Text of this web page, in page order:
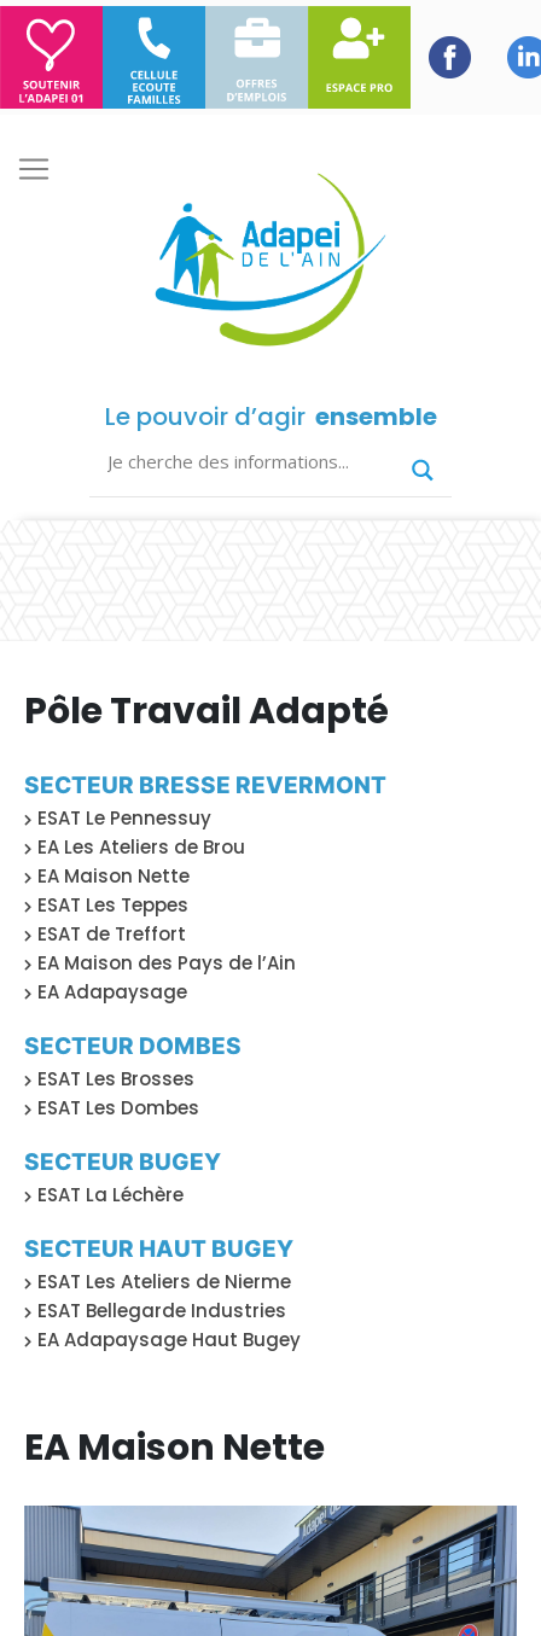
Le pouvoir d’agir ensemble
Pôle Travail Adapté
SECTEUR BRESSE REVERMONT
ESAT Le Pennessuy
EA Les Ateliers de Brou
EA Maison Nette
ESAT Les Teppes
ESAT de Treffort
EA Maison des Pays de l’Ain
EA Adapaysage
SECTEUR DOMBES
ESAT Les Brosses
ESAT Les Dombes
SECTEUR BUGEY
ESAT La Léchère
SECTEUR HAUT BUGEY
ESAT Les Ateliers de Nierme
ESAT Bellegarde Industries
EA Adapaysage Haut Bugey
EA Maison Nette